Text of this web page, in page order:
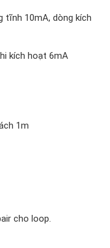
tĩnh 10mA, dòng kích
kích hoạt 6mA
1m
cho loop.